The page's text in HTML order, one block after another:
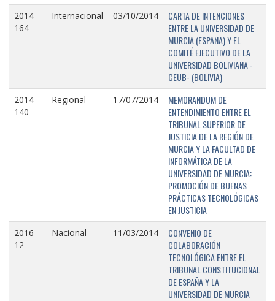
2014-
164
Internacional 03/10/2014
CARTA DE INTENCIONES
ENTRE LA UNIVERSIDAD DE
MURCIA (ESPAÑA) Y EL
COMITÉ EJECUTIVO DE LA
UNIVERSIDAD BOLIVIANA -
CEUB- (BOLIVIA)
2014-
140
Regional 17/07/2014
MEMORANDUM DE
ENTENDIMIENTO ENTRE EL
TRIBUNAL SUPERIOR DE
JUSTICIA DE LA REGIÓN DE
MURCIA Y LA FACULTAD DE
INFORMÁTICA DE LA
UNIVERSIDAD DE MURCIA:
PROMOCIÓN DE BUENAS
PRÁCTICAS TECNOLÓGICAS
EN JUSTICIA
2016-
12
Nacional 11/03/2014
CONVENIO DE
COLABORACIÓN
TECNOLÓGICA ENTRE EL
TRIBUNAL CONSTITUCIONAL
DE ESPAÑA Y LA
UNIVERSIDAD DE MURCIA